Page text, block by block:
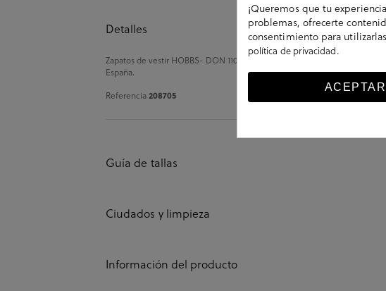
Detalles
Zapatos de vestir HOBBS- DON 11000 en negro. Cierre con cordones. La
España.
Referencia208705
Guía de tallas
Ciudados y limpieza
Información del producto
¡Queremos que tu
problemas, ofrecerte
consentimiento para
política de privacidad.
ACEPTAR